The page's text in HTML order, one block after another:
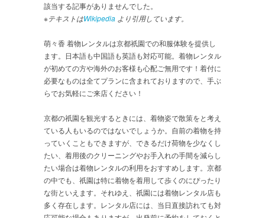
該当する記事がありませんでした。
※テキストはWikipedia より引用しています。
萌々香 着物レンタルは京都祇園での和服体験を提供し
ます。日本語も中国語も英語も対応可能。着物レンタル
が初めての方や海外のお客様も心配ご無用です！着付に
必要なものは全てプランに含まれておりますので、手ぶ
らでお気軽にご来店ください！
京都の祇園を観光するときには、着物姿で散策をと考え
ている人もいるのではないでしょうか。自前の着物を持
っていくこともできますが、できるだけ荷物を少なくし
たい、着用後のクリーニングやお手入れの手間を減らし
たい場合は着物レンタルの利用をおすすめします。京都
の中でも、祇園は特に着物を着用して歩くのにぴったり
な街といえます。それゆえ、祇園には着物レンタル店も
多く存在します。レンタル店には、当日直接訪れても対